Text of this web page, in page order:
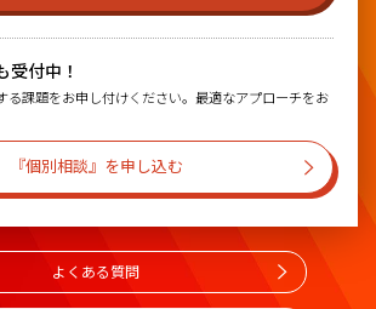
受付中！
る課題をお申し付けください。最適なアプローチをお
『個別相談』を申し込む
よくある質問